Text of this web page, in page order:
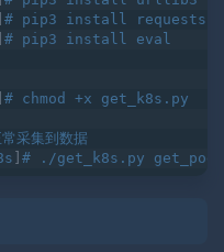
# pip3 install urllib3
# pip3 install requests
# chmod +x get_k8s.py
采集到数据